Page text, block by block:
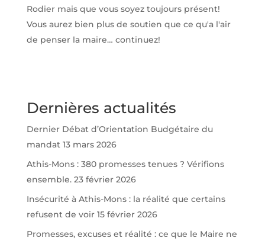
Rodier mais que vous soyez toujours présent!
Vous aurez bien plus de soutien que ce qu'a l'air
de penser la maire… continuez!
Dernières actualités
Dernier Débat d’Orientation Budgétaire du
mandat 13 mars 2026
Athis-Mons : 380 promesses tenues ? Vérifions
ensemble. 23 février 2026
Insécurité à Athis-Mons : la réalité que certains
refusent de voir 15 février 2026
Promesses, excuses et réalité : ce que le Maire ne